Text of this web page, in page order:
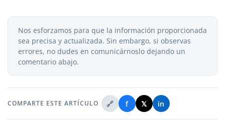
Nos esforzamos para que la información proporcionada
sea precisa y actualizada. Sin embargo, si observas
errores, no dudes en comunicárnoslo dejando un
comentario abajo.
COMPARTE ESTE ARTÍCULO 🔗 f 𝕏 in